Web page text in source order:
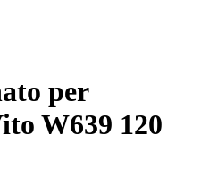
per
W639 120